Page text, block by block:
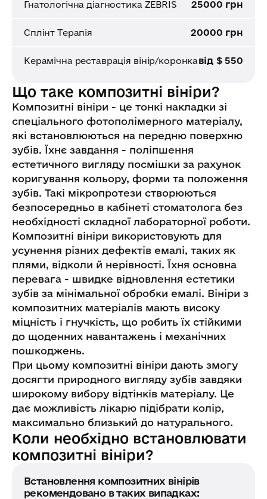
Гнатологічна діагностика ZEBRIS 25000 грн
Сплінт Терапія 20000 грн
Керамічна реставрація вінір/коронкавід $ 550
Що таке композитні вініри?
Композитні вініри - це тонкі накладки зі
спеціального фотополімерного матеріалу,
які встановлюються на передню поверхню
зубів. Їхнє завдання - поліпшення
естетичного вигляду посмішки за рахунок
коригування кольору, форми та положення
зубів. Такі мікропротези створюються
безпосередньо в кабінеті стоматолога без
необхідності складної лабораторної роботи.
Композитні вініри використовують для
усунення різних дефектів емалі, таких як
плями, відколи й нерівності. Їхня основна
перевага - швидке відновлення естетики
зубів за мінімальної обробки емалі. Вініри з
композитних матеріалів мають високу
міцність і гнучкість, що робить їх стійкими
до щоденних навантажень і механічних
пошкоджень.
При цьому композитні вініри дають змогу
досягти природного вигляду зубів завдяки
широкому вибору відтінків матеріалу. Це
дає можливість лікарю підібрати колір,
максимально близький до натурального.
Коли необхідно встановлювати
композитні вініри?
Встановлення композитних вінірів
рекомендовано в таких випадках: